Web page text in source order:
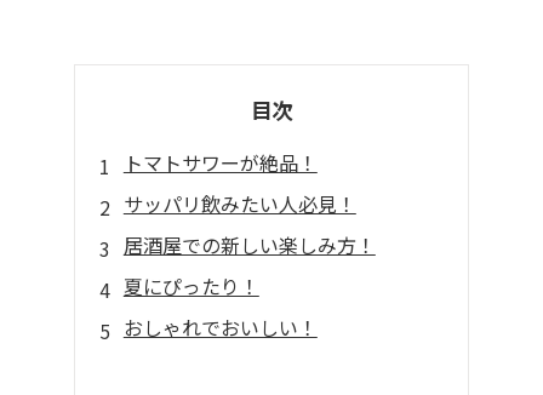
目次
トマトサワーが絶品！
サッパリ飲みたい人必見！
居酒屋での新しい楽しみ方！
夏にぴったり！
おしゃれでおいしい！